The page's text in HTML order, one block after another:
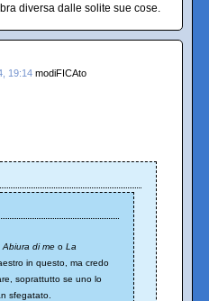
diversa dalle solite sue cose.
19:14 modiFICAto
Abiura di me o La
in questo, ma credo
soprattutto se uno lo
sfegatato.